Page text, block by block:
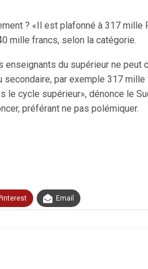
? «Il est plafonné à 317
mille francs, selon la catégorie.
du supérieur ne peut
par exemple 317
le cycle supérieur», dé­nonce le
préférant ne pas polémiquer.
Email